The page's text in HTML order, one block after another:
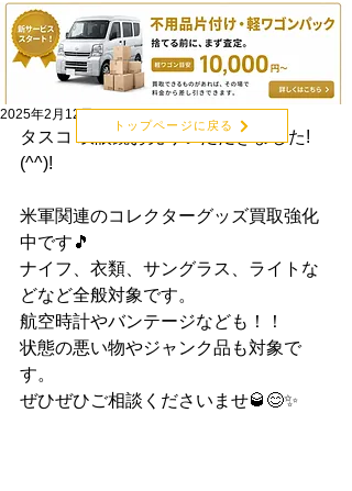
2025年2月12日
タスコ 双眼鏡お売りいただきました!
(^^)!
米軍関連のコレクターグッズ買取強化
中です🎵
ナイフ、衣類、サングラス、ライトな
どなど全般対象です。
航空時計やバンテージなども！！
状態の悪い物やジャンク品も対象で
す。
ぜひぜひご相談くださいませ🥃😊✨
トップページに戻る